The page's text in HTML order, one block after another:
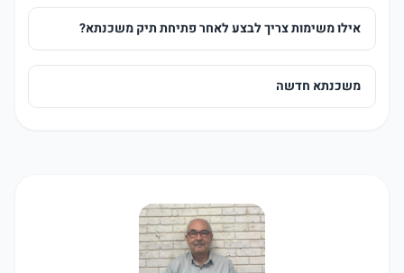
אילו משימות צריך לבצע לאחר פתיחת תיק משכנתא?
משכנתא חדשה